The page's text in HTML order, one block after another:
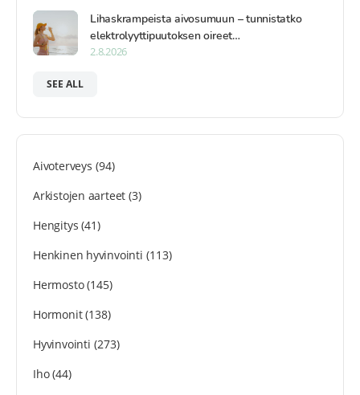
Lihaskrampeista aivosumuun – tunnistatko
elektrolyyttipuutoksen oireet…
2.8.2026
SEE ALL
Aivoterveys (94)
Arkistojen aarteet (3)
Hengitys (41)
Henkinen hyvinvointi (113)
Hermosto(145)
Hormonit(138)
Hyvinvointi (273)
Iho(44)